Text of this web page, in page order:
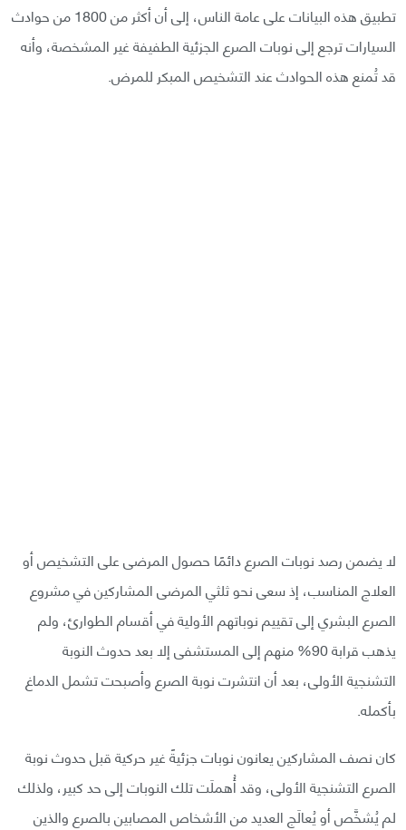
تطبيق هذه البيانات على عامة الناس، إلى أن أكثر من 1800 من حوادث
السيارات ترجع إلى نوبات الصرع الجزئية الطفيفة غير المشخصة، وأنه
قد تُمنع هذه الحوادث عند التشخيص المبكر للمرض.
لا يضمن رصد نوبات الصرع دائمًا حصول المرضى على التشخيص أو
العلاج المناسب، إذ سعى نحو ثلثي المرضى المشاركين في مشروع
الصرع البشري إلى تقييم نوباتهم الأولية في أقسام الطوارئ، ولم
يذهب قرابة 90% منهم إلى المستشفى إلا بعد حدوث النوبة
التشنجية الأولى، بعد أن انتشرت نوبة الصرع وأصبحت تشمل الدماغ
بأكمله.
كان نصف المشاركين يعانون نوبات جزئيةً غير حركية قبل حدوث نوبة
الصرع التشنجية الأولى، وقد أُهملَت تلك النوبات إلى حد كبير، ولذلك
لم يُشخَّص أو يُعالَج العديد من الأشخاص المصابين بالصرع والذين